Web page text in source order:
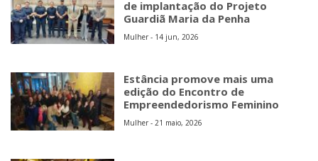
de implantação do Projeto
Guardiã Maria da Penha
Mulher - 14 jun, 2026
Estância promove mais uma
edição do Encontro de
Empreendedorismo Feminino
Mulher - 21 maio, 2026